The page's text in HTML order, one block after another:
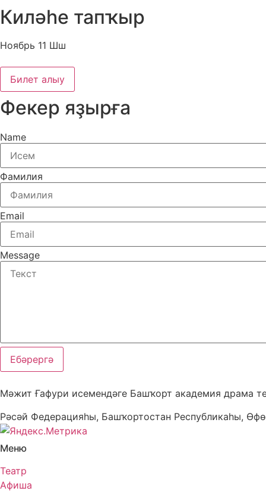
Киләһе тапҡыр
Ноябрь 11 Шш
Билет алыу
Фекер яҙырға
Name
Фамилия
Email
Message
Ебәрергә
Мәжит Ғафури исемендәге Башҡорт академия драма
Рәсәй Федерацияһы, Башҡортостан Республикаһы,
Меню
Театр
Афиша